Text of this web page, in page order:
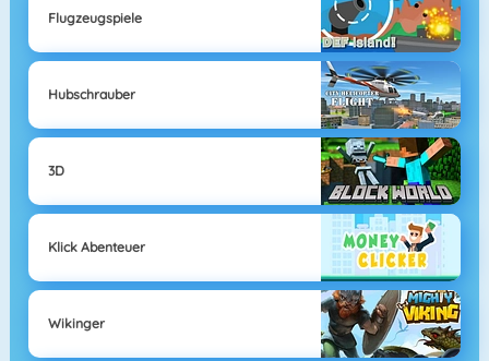
Flugzeugspiele
Hubschrauber
3D
Klick Abenteuer
Wikinger